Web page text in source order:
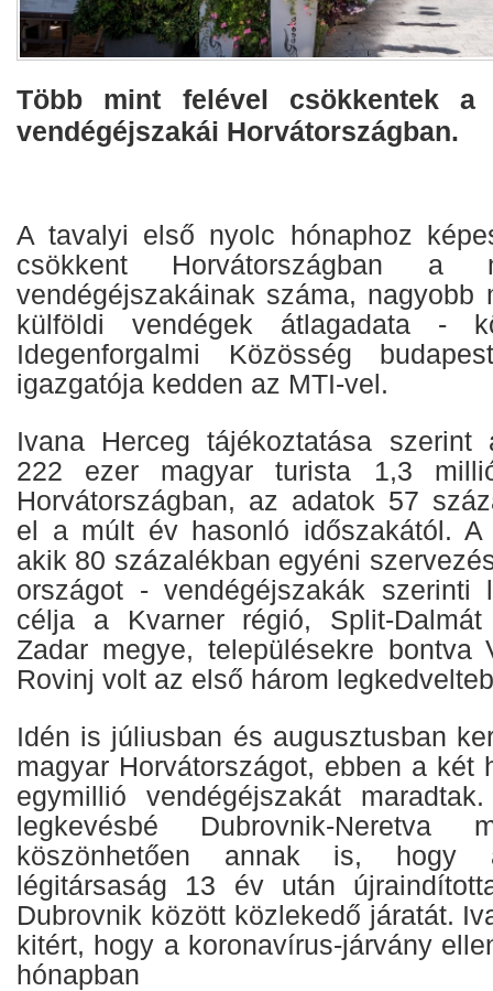
Több mint felével csökkentek a
vendégéjszakái Horvátországban.
A tavalyi első nyolc hónaphoz
csökkent Horvátországban a
vendégéjszakáinak száma, nagyobb
külföldi vendégek átlagadata -
Idegenforgalmi Közösség
igazgatója kedden az MTI-vel.
Ivana Herceg tájékoztatása szerint
222 ezer magyar turista 1,3
Horvátországban, az adatok 57
el a múlt év hasonló időszakától.
akik 80 százalékban egyéni
országot - vendégéjszakák szerinti
célja a Kvarner régió, Split-
Zadar megye, településekre bontva
Rovinj volt az első három
Idén is júliusban és augusztusban
magyar Horvátországot, ebben a két
egymillió vendégéjszakát
legkevésbé Dubrovnik-Neretva
köszönhetően annak is, hogy
légitársaság 13 év után
Dubrovnik között közlekedő járatát.
kitért, hogy a koronavírus-járvány
hónapban